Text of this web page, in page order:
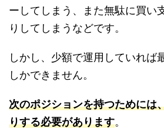
ーしてしまう、また無駄に買い
りしてしまうなどです。
しかし、少額で運用していれば
しかできません。
次のポジションを持つためには
りする必要があります。